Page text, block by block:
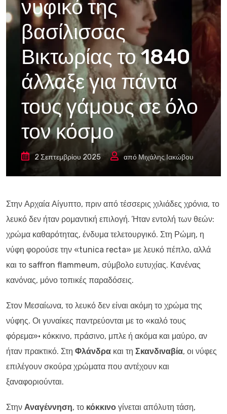
νυφικό της
βασίλισσας
Βικτωρίας το 1840
άλλαξε για πάντα
τους γάμους σε όλο
τον κόσμο
2 Σεπτεμβρίου 2025 απόΜιχάλης Ιακώβου
Στην Αρχαία Αίγυπτο, πριν από τέσσερις χιλιάδες χρόνια, το
λευκό δεν ήταν ρομαντική επιλογή. Ήταν εντολή των θεών:
χρώμα καθαρότητας, ένδυμα τελετουργικό. Στη Ρώμη, η
νύφη φορούσε την «tunica recta» με λευκό πέπλο, αλλά
και το saffron flammeum, σύμβολο ευτυχίας. Κανένας
κανόνας, μόνο τοπικές παραδόσεις.
Στον Μεσαίωνα, το λευκό δεν είναι ακόμη το χρώμα της
νύφης. Οι γυναίκες παντρεύονται με το «καλό τους
φόρεμα»· κόκκινο, πράσινο, μπλε ή ακόμα και μαύρο, αν
ήταν πρακτικό. Στη Φλάνδρα και τη Σκανδιναβία, οι νύφες
επιλέγουν σκούρα χρώματα που αντέχουν και
ξαναφοριούνται.
Στην Αναγέννηση, το κόκκινο γίνεται απόλυτη τάση,